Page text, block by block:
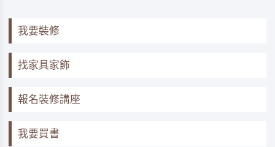
我要裝修
找家具家飾
報名裝修講座
我要買書